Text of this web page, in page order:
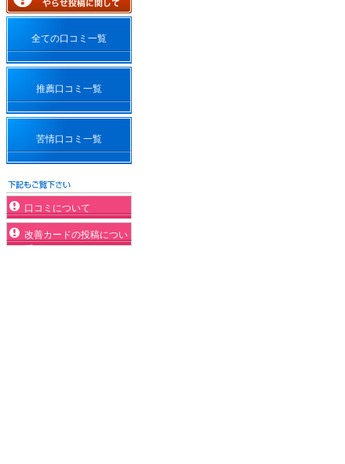
全ての口コミ一覧
推薦口コミ一覧
苦情口コミ一覧
口コミについて
改善カードの投稿につい
て